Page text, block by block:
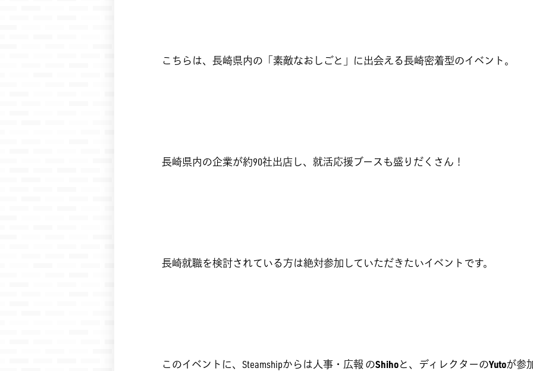
こちらは、長崎県内の「素敵なおしごと」に出会える長崎密着型のイベント。
長崎県内の企業が約90社出店し、就活応援ブースも盛りだくさん！
長崎就職を検討されている方は絶対参加していただきたいイベントです。
このイベントに、Steamshipからは人事・広報 のShihoと、ディレクターのYutoが参